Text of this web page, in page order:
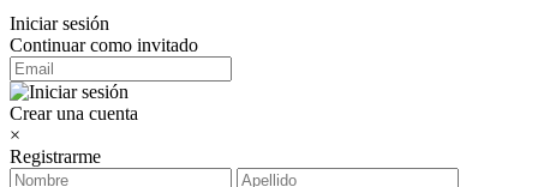
Iniciar sesión
Continuar como invitado
Crear una cuenta
×
Registrarme